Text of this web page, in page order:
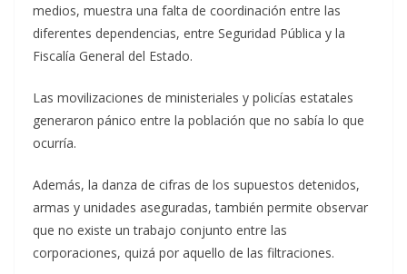
medios, muestra una falta de coordinación entre las
diferentes dependencias, entre Seguridad Pública y la
Fiscalía General del Estado.
Las movilizaciones de ministeriales y policías estatales
generaron pánico entre la población que no sabía lo que
ocurría.
Además, la danza de cifras de los supuestos detenidos,
armas y unidades aseguradas, también permite observar
que no existe un trabajo conjunto entre las
corporaciones, quizá por aquello de las filtraciones.